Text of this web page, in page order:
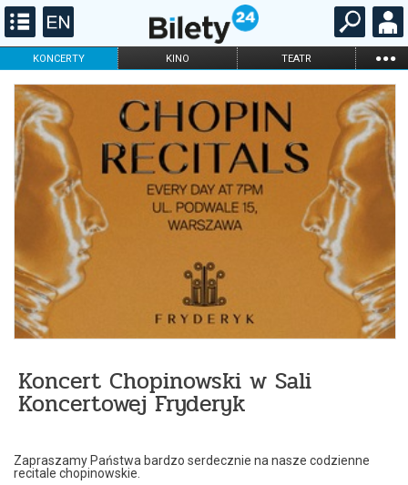
KONCERTY KINO TEATR ...
FILHARMONIA OPERA I BALET
DLA DZIECI
ONLINE KARNETY
Koncert Chopinowski w Sali
Koncertowej Fryderyk
Zapraszamy Państwa bardzo serdecznie na nasze codzienne
recitale chopinowskie.